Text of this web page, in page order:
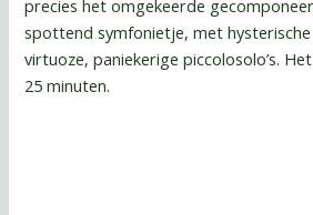
precies het omgekeerde
spottend symfonietje, met
virtuoze, paniekerige piccolosolo’s.
25 minuten.